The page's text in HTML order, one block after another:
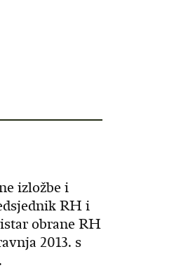
izložbe i
RH i
obrane RH
2013. s